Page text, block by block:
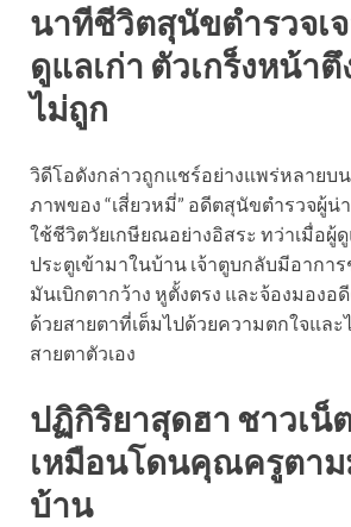
นาทีชีวิตสุนัขตำรวจเ
ดูแลเก่า ตัวเกร็งหน้าตึ
ไม่ถูก
วิดีโอดังกล่าวถูกแชร์อย่างแพร่หลายบ
ภาพของ “เสี่ยวหมี่” อดีตสุนัขตำรวจผู้น่
ใช้ชีวิตวัยเกษียณอย่างอิสระ ทว่าเมื่อผู้
ประตูเข้ามาในบ้าน เจ้าตูบกลับมีอากา
มันเบิกตากว้าง หูตั้งตรง และจ้องมองอ
ด้วยสายตาที่เต็มไปด้วยความตกใจและ
สายตาตัวเอง
ปฏิกิริยาสุดฮา ชาวเน็
เหมือนโดนคุณครูตาม
บ้าน